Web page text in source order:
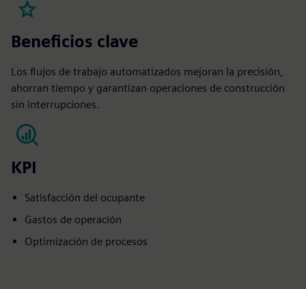
Beneficios clave
Los flujos de trabajo automatizados mejoran la precisión,
ahorran tiempo y garantizan operaciones de construcción
sin interrupciones.
KPI
Satisfacción del ocupante
Gastos de operación
Optimización de procesos